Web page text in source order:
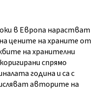
в Европа нарастват
на цените на храните от
на хранителни
спрямо
година и са с
авторите на